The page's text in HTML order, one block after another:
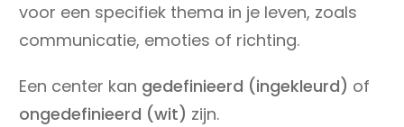
voor een specifiek thema in je leven, zoals
communicatie, emoties of richting.
Een center kan gedefinieerd (ingekleurd) of
ongedefinieerd (wit) zijn.